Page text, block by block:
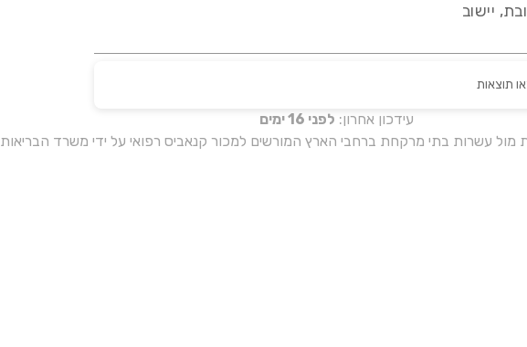
יישוב
עידכון אחרון: לפני 16 ימים
מול עשרות בתי מרקחת ברחבי הארץ המורשים למכור קנאביס רפואי על ידי משרד הבריאות
תוצאות